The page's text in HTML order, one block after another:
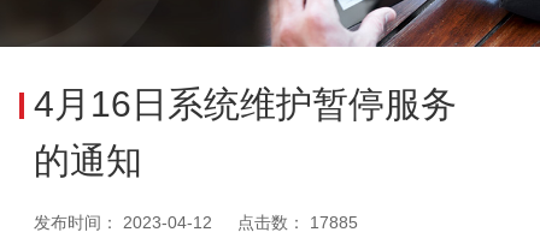
4月16日系统维护暂停服务
的通知
发布时间： 2023-04-12 点击数： 17885